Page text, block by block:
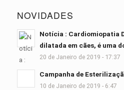
NOVIDADES
Notícia : Cardiomiopatia
dilatada em cães, é uma
20 de Janeiro de 2019 - 17:37
Campanha de
10 de Janeiro de 2019 - 6:47